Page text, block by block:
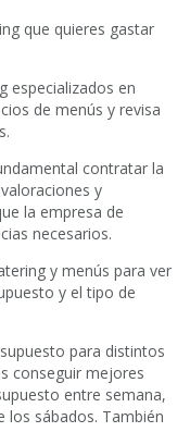
que quieres gastar
especializados en
de menús y revisa
contratar la
y
la empresa de
necesarios.
y menús para ver
y el tipo de
para distintos
conseguir mejores
entre semana,
los sábados. También